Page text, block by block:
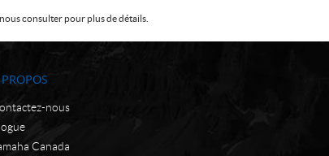
consulter pour plus de détails.
nous
Canada